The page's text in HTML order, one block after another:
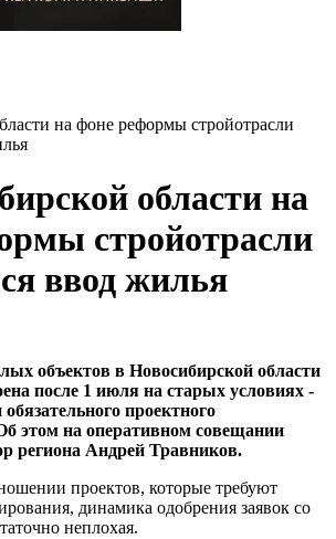
на фоне реформы стройотрасли
области на
стройотрасли
ввод жилья
объектов в Новосибирской области
после 1 июля на старых условиях -
обязательного проектного
этом на оперативном совещании
региона Андрей Травников.
проектов, которые требуют
динамика одобрения заявок со
неплохая.